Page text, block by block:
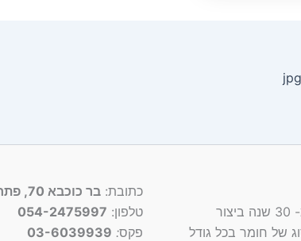
"מעקות" מתמחים כבר למעלה מ- 30 שנה ביצור
של חומר בכל גודל
כתובת: בר כוכבא 70, פתח תקווה
טלפון: 054-2475997
פקס:
03-6039939